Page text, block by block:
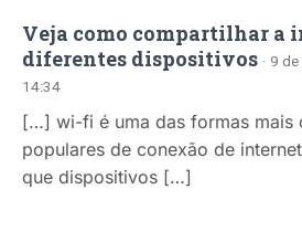
Veja como compartilhar a
diferentes dispositivos · 9
14:34
[…] wi-fi é uma das formas mais
populares de conexão de
que dispositivos […]